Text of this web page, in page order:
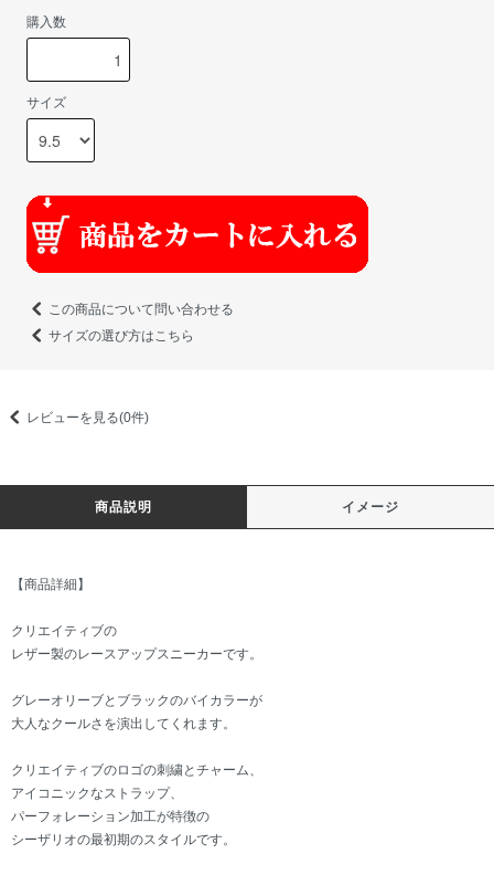
購入数
サイズ
この商品について問い合わせる
サイズの選び方はこちら
レビューを見る(0件)
商品説明 イメージ
【商品詳細】
クリエイティブの
レザー製のレースアップスニーカーです。
グレーオリーブとブラックのバイカラーが
大人なクールさを演出してくれます。
クリエイティブのロゴの刺繍とチャーム、
アイコニックなストラップ、
パーフォレーション加工が特徴の
シーザリオの最初期のスタイルです。